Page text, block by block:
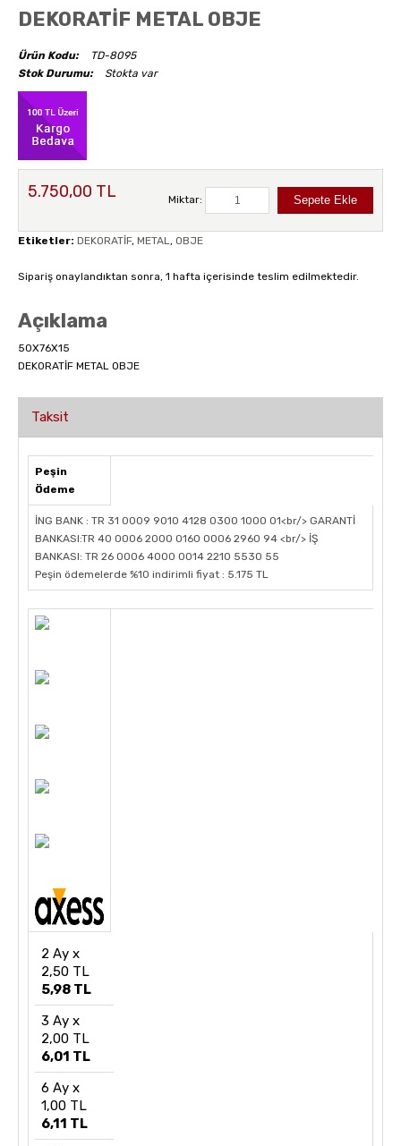
DEKORATİF METAL OBJE
Ürün Kodu:
TD-8095
Stok Durumu:
Stokta var
5.750,00 TL Miktar:
Etiketler: DEKORATİF, METAL, OBJE
Sipariş onaylandıktan sonra, 1 hafta içerisinde teslim edilmektedir.
Açıklama
50X76X15
DEKORATİF METAL OBJE
Taksit
Peşin
Ödeme
İNG BANK : TR 31 0009 9010 4128 0300 1000 01<br/> GARANTİ
BANKASI:TR 40 0006 2000 0160 0006 2960 94 <br/> İŞ
BANKASI: TR 26 0006 4000 0014 2210 5530 55
Peşin ödemelerde %10 indirimli fiyat : 5.175 TL
2 Ay x
2,50 TL
5,98 TL
3 Ay x
2,00 TL
6,01 TL
6 Ay x
1,00 TL
6,11 TL